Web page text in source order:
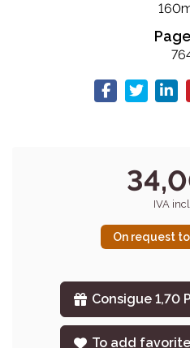
IVA
On request
Consigue 1,70
To add